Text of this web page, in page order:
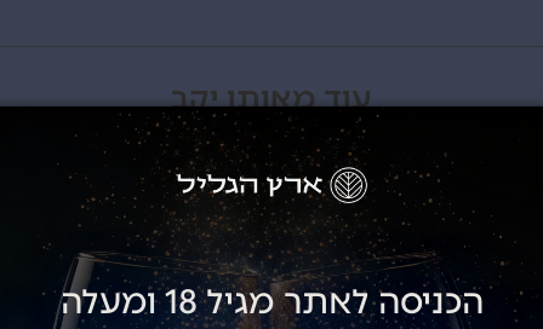
עוד מאותו יקב
בלנד אלוני הבשן ירדן – 2017
הכניסה לאתר מגיל 18 ומעלה